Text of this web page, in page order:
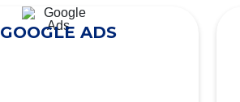
GOOGLE ADS